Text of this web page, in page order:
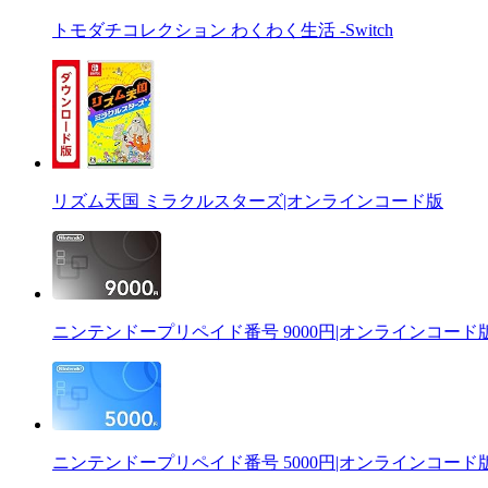
トモダチコレクション わくわく生活 -Switch
リズム天国 ミラクルスターズ|オンラインコード版
ニンテンドープリペイド番号 9000円|オンラインコード
ニンテンドープリペイド番号 5000円|オンラインコード